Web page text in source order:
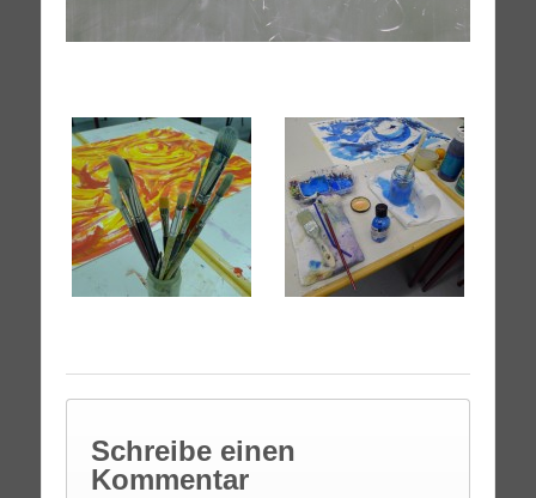
Schreibe einen
Kommentar